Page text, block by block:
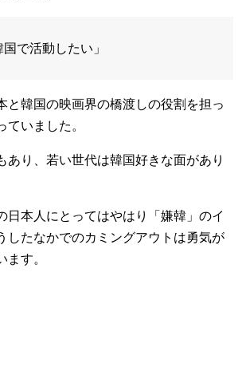
で活動したい」
と韓国の映画界の橋渡しの役割を担っ
ていました。
あり、若い世代は韓国好きな面があり
日本人にとってはやはり「嫌韓」のイ
したなかでのカミングアウトは勇気が
ます。